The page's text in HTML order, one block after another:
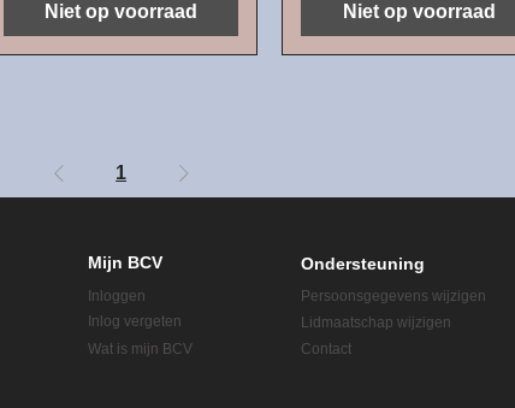
Niet op voorraad Niet op voorraad
1
Mijn BCV
Inloggen
Inlog vergeten
Wat is mijn BCV
Ondersteuning
Persoonsgegevens wijzigen
Lidmaatschap wijzigen
Contact